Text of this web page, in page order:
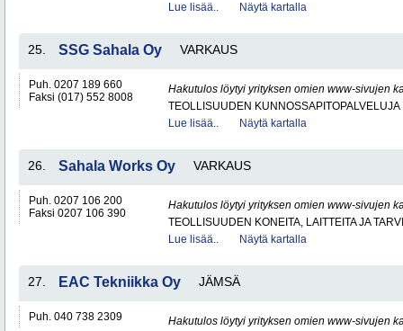
Lue lisää..
Näytä kartalla
25. SSG Sahala Oy VARKAUS
Puh. 0207 189 660
Faksi (017) 552 8008
Hakutulos löytyi yrityksen omien www-sivujen
TEOLLISUUDEN KUNNOSSAPITOPALVELUJA
Lue lisää..
Näytä kartalla
26. Sahala Works Oy VARKAUS
Puh. 0207 106 200
Faksi 0207 106 390
Hakutulos löytyi yrityksen omien www-sivujen
TEOLLISUUDEN KONEITA, LAITTEITA JA
Lue lisää..
Näytä kartalla
27. EAC Tekniikka Oy JÄMSÄ
Puh. 040 738 2309
Hakutulos löytyi yrityksen omien www-sivujen